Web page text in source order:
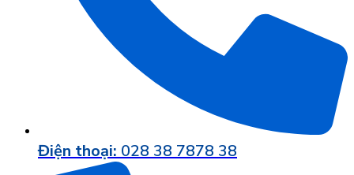
Điện thoại: 028 38 7878 38